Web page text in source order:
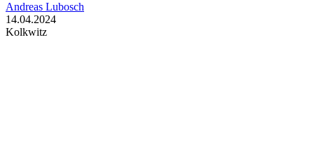
Andreas Lubosch
14.04.2024
Kolkwitz